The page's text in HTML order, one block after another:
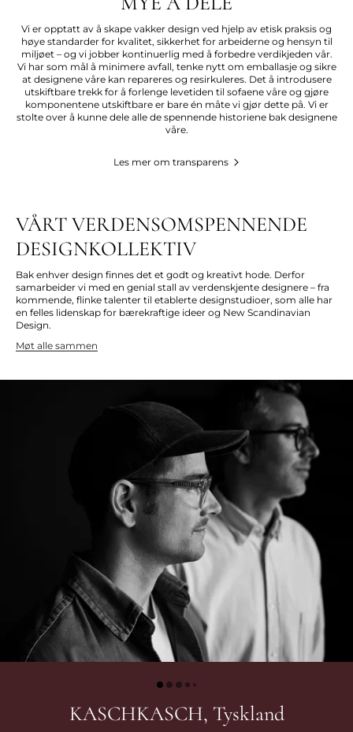
Vi er opptatt av å skape vakker design ved hjelp av etisk praksis og
høye standarder for kvalitet, sikkerhet for arbeiderne og hensyn til
miljøet – og vi jobber kontinuerlig med å forbedre verdikjeden vår.
Vi har som mål å minimere avfall, tenke nytt om emballasje og sikre
at designene våre kan repareres og resirkuleres. Det å introdusere
utskiftbare trekk for å forlenge levetiden til sofaene våre og gjøre
komponentene utskiftbare er bare én måte vi gjør dette på. Vi er
stolte over å kunne dele alle de spennende historiene bak designene
våre.
Les mer om transparens
VÅRT VERDENSOMSPENNENDE
DESIGNKOLLEKTIV
Bak enhver design finnes det et godt og kreativt hode. Derfor
samarbeider vi med en genial stall av verdenskjente designere – fra
kommende, flinke talenter til etablerte designstudioer, som alle har
en felles lidenskap for bærekraftige ideer og New Scandinavian
Design.
Møt alle sammen
KASCHKASCH, Tyskland